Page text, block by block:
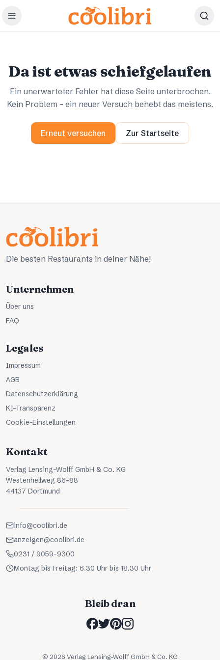
Zum Hauptinhalt springen
Da ist etwas schiefgelaufen
Ein unerwarteter Fehler hat diese Seite unterbrochen.
Kein Problem – ein neuer Versuch behebt das meistens.
Erneut versuchen Zur Startseite
Die besten Restaurants in deiner Nähe!
Unternehmen
Über uns
FAQ
Legales
Impressum
AGB
Datenschutzerklärung
KI-Transparenz
Cookie-Einstellungen
Kontakt
Verlag Lensing-Wolff GmbH & Co. KG
Westenhellweg 86-88
44137 Dortmund
info@coolibri.de
anzeigen@coolibri.de
0231 / 9059-9300
Montag bis Freitag: 6.30 Uhr bis 18.30 Uhr
Bleib dran
© 2026 Verlag Lensing-Wolff GmbH & Co. KG